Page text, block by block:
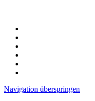
Navigation überspringen